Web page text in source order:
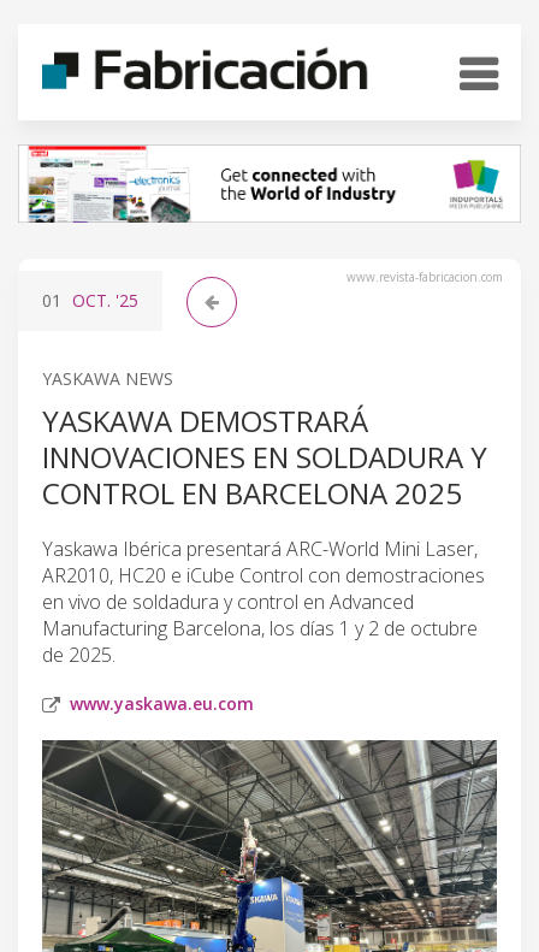
www.revista-fabricacion.com
01 OCT. '25
YASKAWA NEWS
YASKAWA DEMOSTRARÁ
INNOVACIONES EN SOLDADURA Y
CONTROL EN BARCELONA 2025
Yaskawa Ibérica presentará ARC-World Mini Laser,
AR2010, HC20 e iCube Control con demostraciones
en vivo de soldadura y control en Advanced
Manufacturing Barcelona, los días 1 y 2 de octubre
de 2025.
www.yaskawa.eu.com